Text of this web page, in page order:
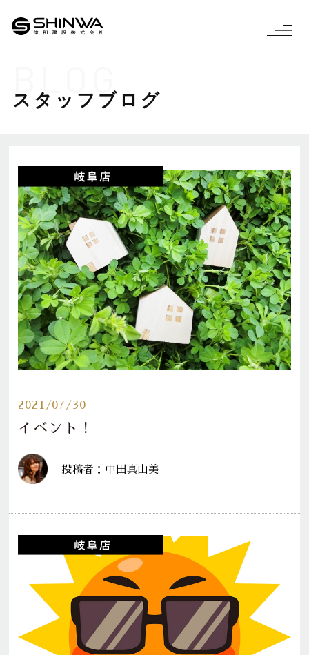
BLOG
スタッフブログ
2021/07/30
イベント！
投稿者：中田真由美